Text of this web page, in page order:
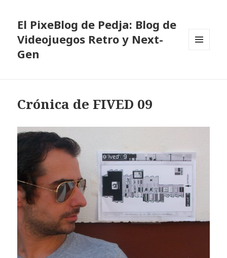
El PixeBlog de Pedja: Blog de
Videojuegos Retro y Next-
Gen
Crónica de FIVED 09